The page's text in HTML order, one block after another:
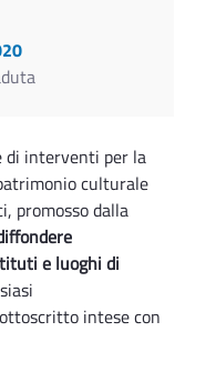
di interventi per la
culturale
promosso dalla
e luoghi di
intese con